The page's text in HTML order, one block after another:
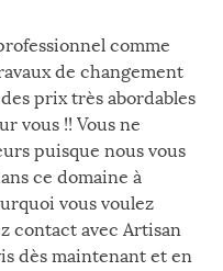
comme
de changement
prix très abordables
vous !! Vous ne
puisque nous vous
ce domaine à
vous voulez
contact avec Artisan
dès maintenant et en